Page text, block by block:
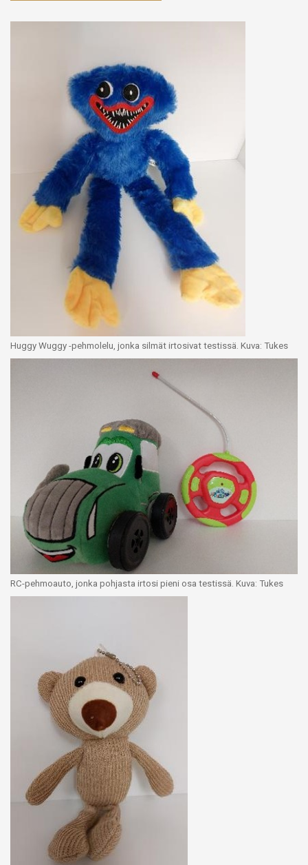
Huggy Wuggy -pehmolelu, jonka silmät irtosivat testissä. Kuva: Tukes
RC-pehmoauto, jonka pohjasta irtosi pieni osa testissä. Kuva: Tukes